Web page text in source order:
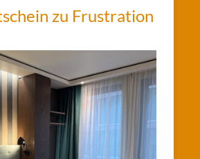
zu Frustration